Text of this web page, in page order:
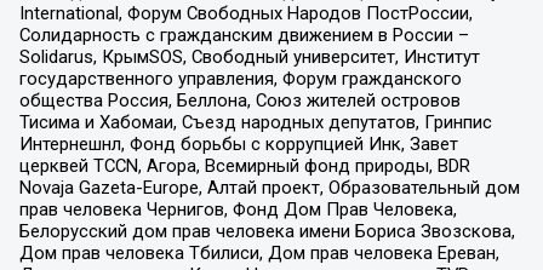
International, Форум Свободных Народов ПостРоссии,
Солидарность с гражданским движением в России –
Solidarus, КрымSOS, Свободный университет, Институт
государственного управления, Форум гражданского
общества Россия, Беллона, Союз жителей островов
Тисима и Хабомаи, Съезд народных депутатов, Гринпис
Интернешнл, Фонд борьбы с коррупцией Инк, Завет
церквей TCCN, Агора, Всемирный фонд природы, BDR
Novaja Gazeta-Europe, Алтай проект, Образовательный дом
прав человека Чернигов, Фонд Дом Прав Человека,
Белорусский дом прав человека имени Бориса Звозскова,
Дом прав человека Тбилиси, Дом прав человека Ереван,